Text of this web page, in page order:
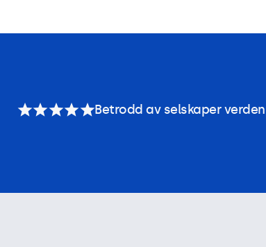
Betrodd av selskaper